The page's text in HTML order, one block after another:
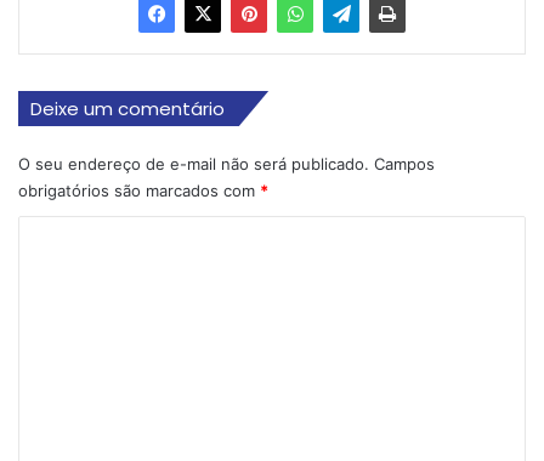
Deixe um comentário
O seu endereço de e-mail não será publicado. Campos
obrigatórios são marcados com *